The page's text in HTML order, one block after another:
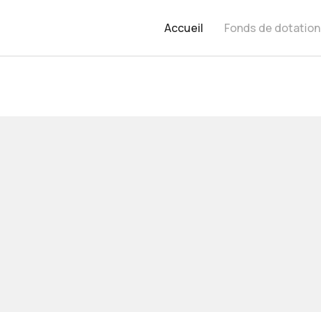
Accueil Fonds de dotation